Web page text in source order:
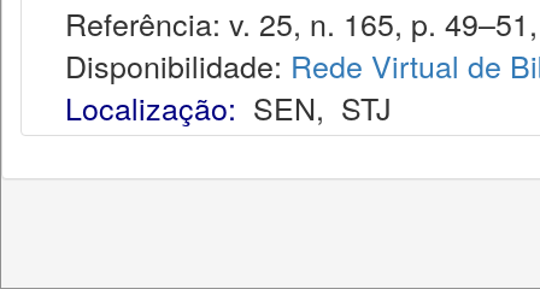
Referência: v. 25, n. 165, p.
Disponibilidade: Rede Virtual de
Localização: SEN, STJ